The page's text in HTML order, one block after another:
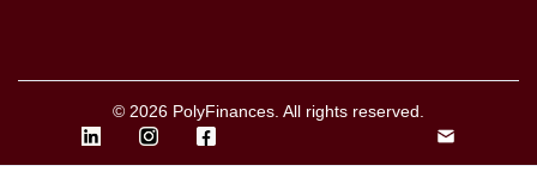
© 2026 PolyFinances. All rights reserved.